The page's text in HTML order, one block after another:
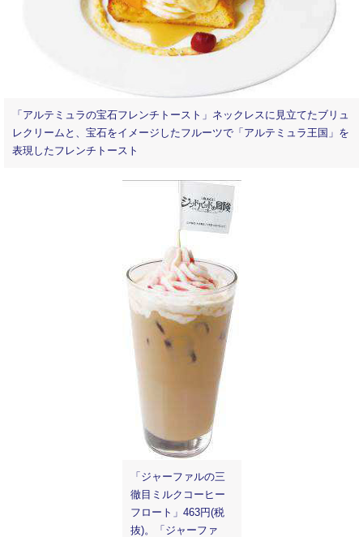
「アルテミュラの宝石フレンチトースト」ネックレスに見立てたブリュ
レクリームと、宝石をイメージしたフルーツで「アルテミュラ王国」を
表現したフレンチトースト
「ジャーファルの三
徹目ミルクコーヒー
フロート」463円(税
抜)。「ジャーファ